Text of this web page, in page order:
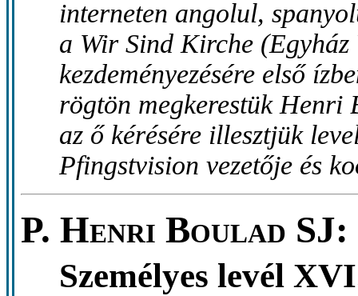
interneten angolul,
a Wir Sind Kirche (Egyház
kezdeményezésére első
rögtön megkerestük Henri
az ő kérésére illesztjük
Pfingstvision vezetője és
P. Henri Boulad SJ:
Személyes levél